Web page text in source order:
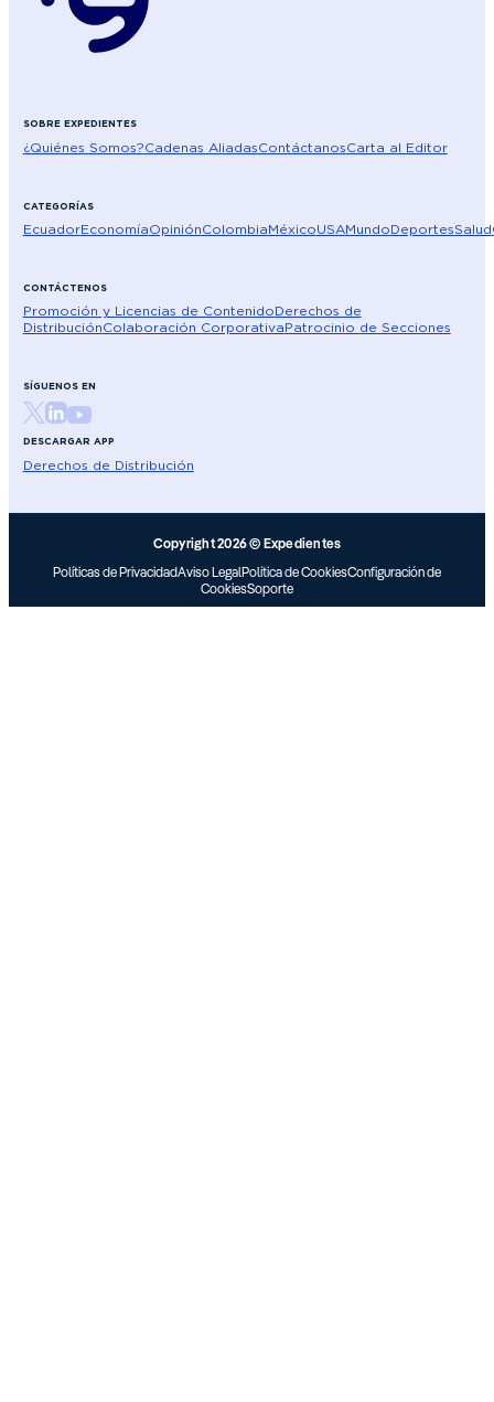
SOBRE EXPEDIENTES
¿Quiénes Somos?Cadenas AliadasContáctanosCarta al Editor
CATEGORÍAS
EcuadorEconomíaOpiniónColombiaMéxicoUSAMundoDeportesSalud
CONTÁCTENOS
Promoción y Licencias de ContenidoDerechos de
DistribuciónColaboración CorporativaPatrocinio de Secciones
SÍGUENOS EN
DESCARGAR APP
Derechos de Distribución
Copyright 2026 © Expedientes
Políticas de PrivacidadAviso LegalPolítica de CookiesConfiguración de
CookiesSoporte